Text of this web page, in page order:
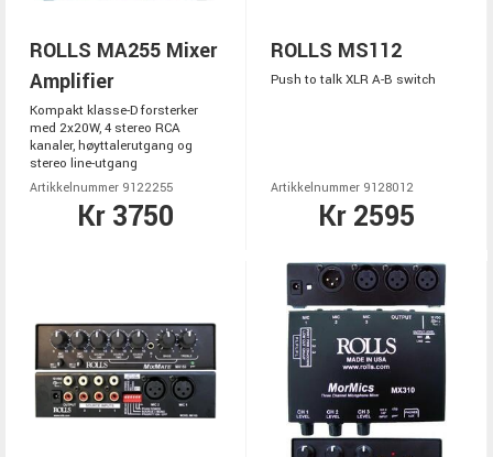
ROLLS MA255 Mixer
Amplifier
Kompakt klasse-D forsterker
med 2x20W, 4 stereo RCA
kanaler, høyttalerutgang og
stereo line-utgang
Artikkelnummer 9122255
Kr 3750
ROLLS MS112
Push to talk XLR A-B switch
Artikkelnummer 9128012
Kr 2595